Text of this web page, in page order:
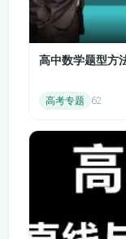
详细讲解物质
输、胞吞胞吐
方式的特点和判
结构和功能、
素，让学生理
细胞的生命历程
阐述细胞的增
结合实例讲解
高中数学题型方
高考专题 62